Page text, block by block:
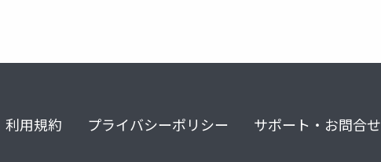
利用規約 プライバシーポリシー サポート・お問合せ